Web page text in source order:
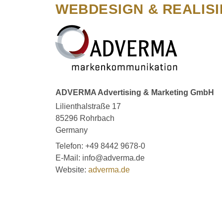
WEBDESIGN &
ADVERMA Advertising & Marketing GmbH
Lilienthalstraße 17
85296 Rohrbach
Germany
Telefon: +49 8442 9678-0
E-Mail: info@adverma.de
Website: adverma.de